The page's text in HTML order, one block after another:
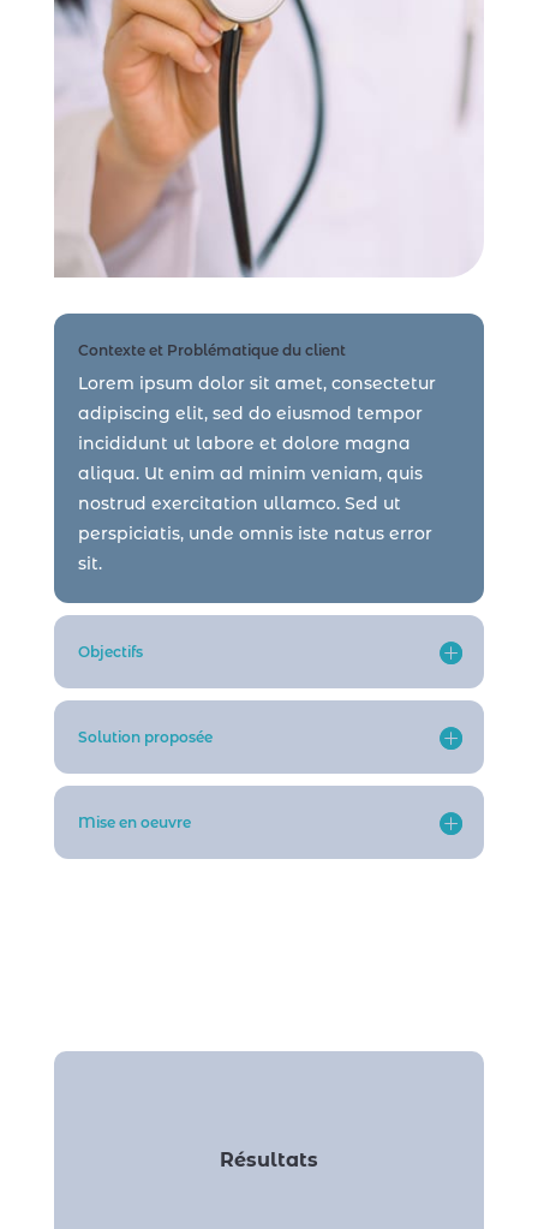
Contexte et Problématique du client
Lorem ipsum dolor sit amet, consectetur
adipiscing elit, sed do eiusmod tempor
incididunt ut labore et dolore magna
aliqua. Ut enim ad minim veniam, quis
nostrud exercitation ullamco. Sed ut
perspiciatis, unde omnis iste natus error
sit.
Objectifs
Solution proposée
Mise en oeuvre
Résultats